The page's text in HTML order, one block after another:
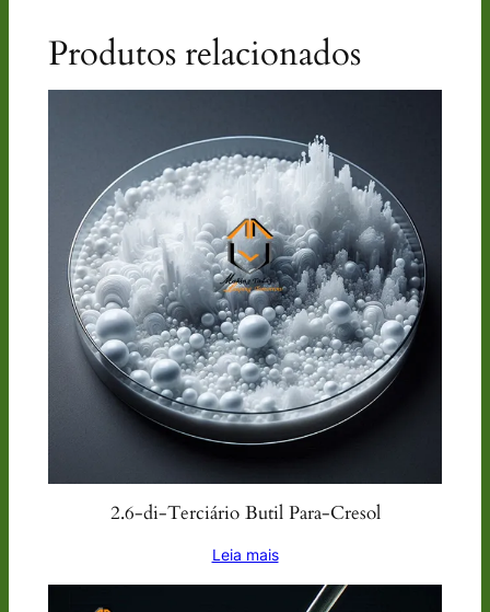
Produtos relacionados
2.6-di-Terciário Butil Para-Cresol
Leia mais